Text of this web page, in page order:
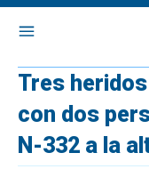
Tres
con dos
N-332 a la